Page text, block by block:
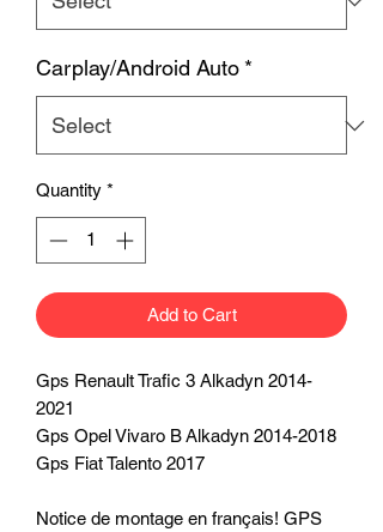
Carplay/Android Auto *
Quantity *
Add to Cart
Gps Renault Trafic 3 Alkadyn 2014-
2021
Gps Opel Vivaro B Alkadyn 2014-2018
Gps Fiat Talento 2017
Notice de montage en français! GPS